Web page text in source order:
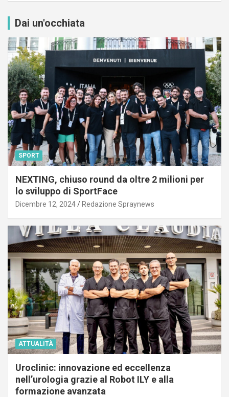
Dai un'occhiata
SPORT
NEXTING, chiuso round da oltre 2 milioni per
lo sviluppo di SportFace
Dicembre 12, 2024 Redazione Spraynews
ATTUALITÀ
Uroclinic: innovazione ed eccellenza
nell’urologia grazie al Robot ILY e alla
formazione avanzata